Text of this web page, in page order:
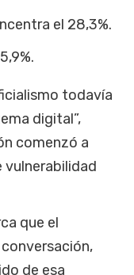
el 28,3%.
todavía
digital”,
comenzó a
que el
de esa